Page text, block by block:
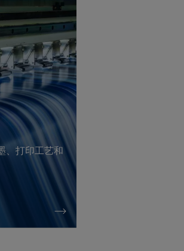
、打印工艺和